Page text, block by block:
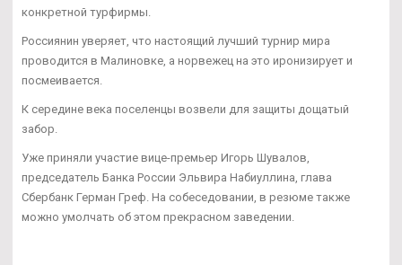
конкретной турфирмы.
Россиянин уверяет, что настоящий лучший турнир мира
проводится в Малиновке, а норвежец на это иронизирует и
посмеивается.
К середине века поселенцы возвели для защиты дощатый
забор.
Уже приняли участие вице-премьер Игорь Шувалов,
председатель Банка России Эльвира Набиуллина, глава
Сбербанк Герман Греф. На собеседовании, в резюме также
можно умолчать об этом прекрасном заведении.